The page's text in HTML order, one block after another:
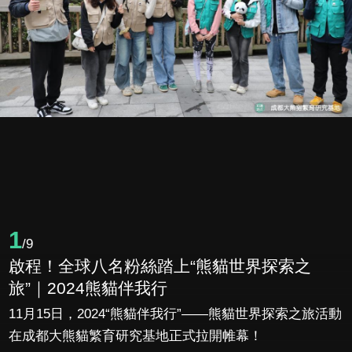
1/9
啟程！全球八名粉絲踏上“熊貓世界探索之
旅”｜2024熊貓伴我行
11月15日，2024“熊貓伴我行”——熊貓世界探索之旅活動
在成都大熊貓繁育研究基地正式拉開帷幕！